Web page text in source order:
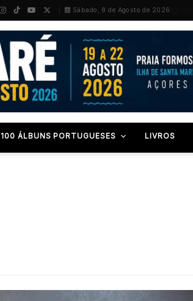
Sábado, 8 de Agosto de 2026
100 ÁLBUNS PORTUGUESES LIVROS